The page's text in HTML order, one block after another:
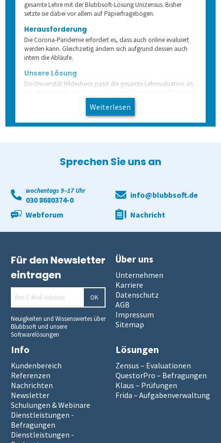
Demoversion
Wahlen
Weitere Befragungsprozesse
Freitextantworten erfassen
Zusammenhänge erkennen
Daten weiterverarbeiten
QuestorPro
Demoversion
Schulungen
Einstieg
Fortgeschritten
Extras
Mehrsprachige Fragebögen
Selbstgestaltete Fragebögen
Audit-Log
Dienstleistungen
gesamte Lehre mit der Blubbsoft-Lösung Unizensus. Bisher
setzte sie dabei vor allem auf Papierfragebögen.
Herausforderung
Die Corona-Pandemie erfordert es, dass auch online evaluiert
werden kann. Gleichzeitig ändern sich aufgrund dessen auch
intern die Abläufe.
Unsere Lösung
Die Universität Hildesheim passt die gesamte Lehrevaluation an.
die technische Betreuung umgestellt, sodass das
Qualitätsmanagement von Zuhause arbeiten kann,
unkompliziert und dabei immer auf dem neuesten Stand.
Weiterlesen
Sprechen Sie uns an
wochentags 9–17 Uhr
030 8680374-0
info@blubbsoft.de
Webforum
Nachricht
Für den Newsletter
eintragen
OK
Neuigkeiten und Wissenswertes über
Blubbsoft und unsere
Softwarelösungen
Über uns
Unternehmen
Karriere
Datenschutz
AGB
Impressum
Sitemap
Info
Kundenbereich
Referenzen
Nachrichten
Newsletter
Schulungen & Webinare
Dienstleistungen -
Befragungen
Dienstleistungen -
Lösungen
Zensus – Evaluationen
QuestorPro – Befragungen
Klaus – Prüfungen
Frida – Aufgabenverwaltung